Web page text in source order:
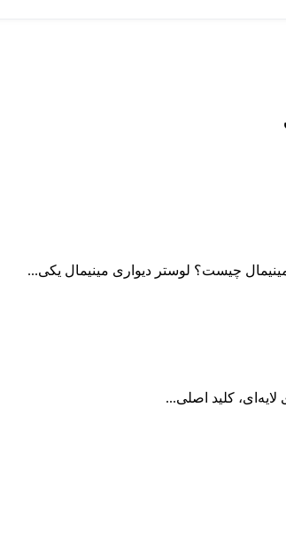
چیست؟ لوستر دیواری مینیمال یکی...
لایه‌ای، کلید اصلی...